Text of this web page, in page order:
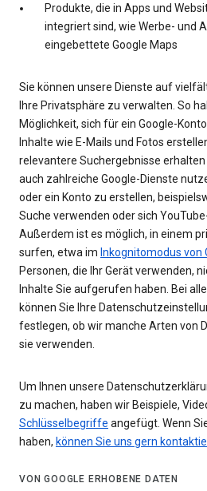
Produkte, die in Apps und
integriert sind, wie Werbe- und
eingebettete Google Maps
Sie können unsere Dienste auf
Ihre Privatsphäre zu verwalten. So
Möglichkeit, sich für ein Google-
Inhalte wie E-Mails und Fotos
relevantere Suchergebnisse
auch zahlreiche Google-Dienste
oder ein Konto zu erstellen,
Suche verwenden oder sich
Außerdem ist es möglich, in einem
surfen, etwa im Inkognitomodus von
Personen, die Ihr Gerät verwenden,
Inhalte Sie aufgerufen haben. Bei
können Sie Ihre
festlegen, ob wir manche Arten von
sie verwenden.
Um Ihnen unsere
zu machen, haben wir Beispiele,
Schlüsselbegriffe angefügt. Wenn
haben, können Sie uns gern
VON GOOGLE ERHOBENE DATEN